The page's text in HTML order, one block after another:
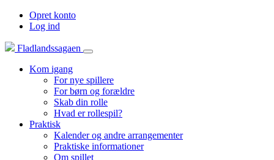
Opret konto
Log ind
Fladlandssagaen
Kom igang
For nye spillere
For børn og forældre
Skab din rolle
Hvad er rollespil?
Praktisk
Kalender og andre arrangementer
Praktiske informationer
Om spillet